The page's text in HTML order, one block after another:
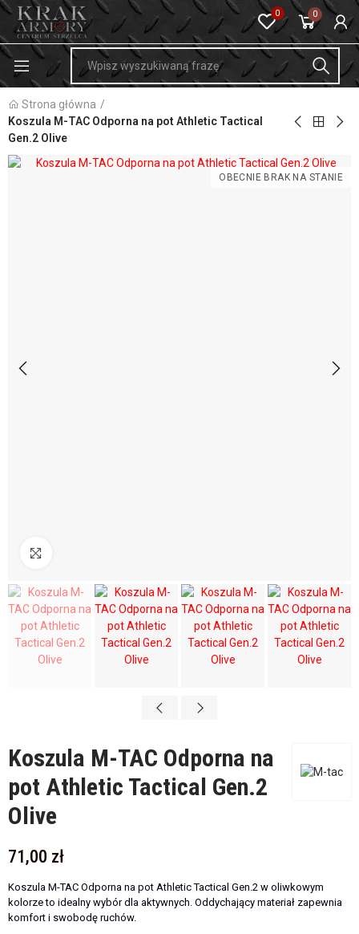
0 0
Strona główna
Koszula M-TAC Odporna na pot Athletic Tactical
Gen.2 Olive
OBECNIE BRAK NA STANIE
Koszula M-TAC Odporna na
pot Athletic Tactical Gen.2
Olive
71,00 zł
Koszula M-TAC Odporna na pot Athletic Tactical Gen.2 w oliwkowym
kolorze to idealny wybór dla aktywnych. Oddychający materiał zapewnia
komfort i swobodę ruchów.